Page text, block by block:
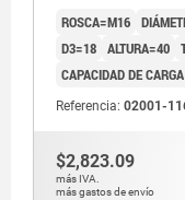
ROSCA=M16
D3=18 ALTURA=40
CAPACIDAD DE
Referencia: 02001-
$2,823.09
más IVA.
más gastos de envío